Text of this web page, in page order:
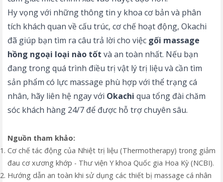
Hy vọng với những thông tin y khoa cơ bản và phân
tích khách quan về cấu trúc, cơ chế hoạt động, Okachi
đã giúp bạn tìm ra câu trả lời cho việc gối massage
hồng ngoại loại nào tốt và an toàn nhất. Nếu bạn
đang trong quá trình điều trị vật lý trị liệu và cần tìm
sản phẩm có lực massage phù hợp với thể trạng cá
nhân, hãy liên hệ ngay với Okachi qua tổng đài chăm
sóc khách hàng 24/7 để được hỗ trợ chuyên sâu.
Nguồn tham khảo:
Cơ chế tác động của Nhiệt trị liệu (Thermotherapy) trong giảm
đau cơ xương khớp - Thư viện Y khoa Quốc gia Hoa Kỳ (NCBI).
Hướng dẫn an toàn khi sử dụng các thiết bị massage cá nhân